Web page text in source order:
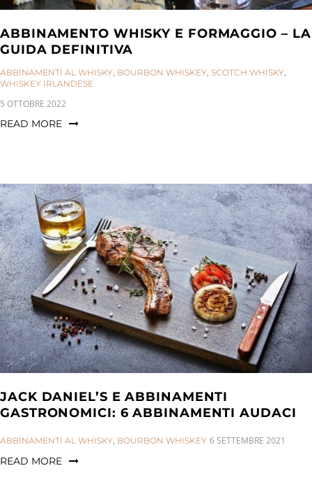
ABBINAMENTO WHISKY E FORMAGGIO – LA
GUIDA DEFINITIVA
CATEGORIES:
ABBINAMENTI AL WHISKY, BOURBON WHISKEY, SCOTCH WHISKY,
WHISKEY IRLANDESE
5 OTTOBRE 2022
READ MORE
JACK DANIEL’S E ABBINAMENTI
GASTRONOMICI: 6 ABBINAMENTI AUDACI
CATEGORIES:
ABBINAMENTI AL WHISKY BOURBON WHISKEY 6 SETTEMBRE 2021
READ MORE